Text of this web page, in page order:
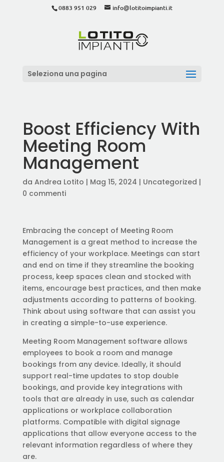
0883 951 029 info@lotitoimpianti.it
Seleziona una pagina
Boost Efficiency With
Meeting Room
Management
da Andrea Lotito | Mag 15, 2024 | Uncategorized |
0 commenti
Embracing the concept of Meeting Room
Management is a great method to increase the
efficiency of your workplace. Meetings can start
and end on time if they streamline the booking
process, keep spaces clean and stocked with
items, encourage best practices, and then make
adjustments according to patterns of booking.
Think about using software that can assist you
in creating a simple-to-use experience.
Meeting Room Management software allows
employees to book a room and manage
bookings from any device. Ideally, it should
support real-time updates to stop double
bookings, and provide key integrations with
tools that are already in use, such as calendar
applications or workplace collaboration
platforms. Compatible with digital signage
applications that allow everyone access to the
relevant information regardless of where they
are.